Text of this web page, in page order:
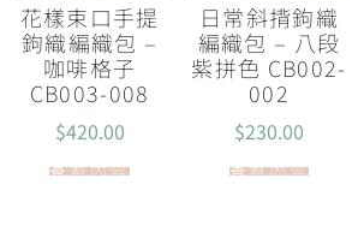
花樣束口手提
鉤織編織包 –
咖啡格子
CB003-008
$420.00
查看內容
日常斜揹鉤織
編織包 – 八段
紫拼色 CB002-
002
$230.00
查看內容